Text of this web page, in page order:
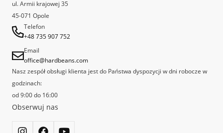
za najlepszą kawiarnię Speciality w Polsce.
ul. Armii krajowej 35
45-071 Opole
Telefon
+48 735 907 752
Email
office@hardbeans.com
Nasz zespół obsługi klienta jest do Państwa dyspozycji w dni robocze w
godzinach:
od 9:00 do 16:00
Obserwuj nas